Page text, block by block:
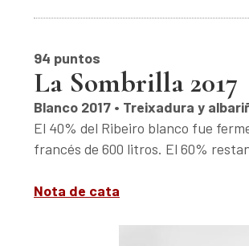
94 puntos
La Sombrilla 2017
Blanco 2017 • Treixadura y
El 40% del Ribeiro blanco fue
francés de 600 litros. El 60%
Nota de cata